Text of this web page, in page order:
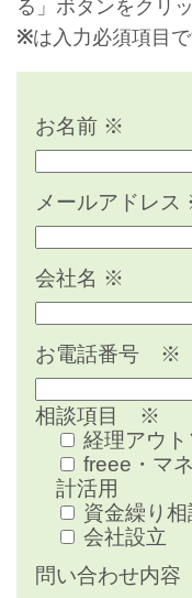
る」ボタンをクリ
※は入力必須項目
お名前 ※
メールアドレス
会社名 ※
お電話番号 ※
相談項目
※
経理アウ
freee・マ
計活用
資金繰り相
会社設立
問い合わせ内容